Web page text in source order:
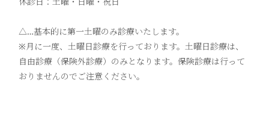
△…基本的に第一土曜のみ診療いたします。
※月に一度、土曜日診療を行っております。土曜日診療は、
自由診療（保険外診療）のみとなります。保険診療は行って
おりませんのでご注意ください。